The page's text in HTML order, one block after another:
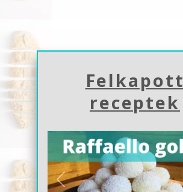
Felkapott
receptek
Previous